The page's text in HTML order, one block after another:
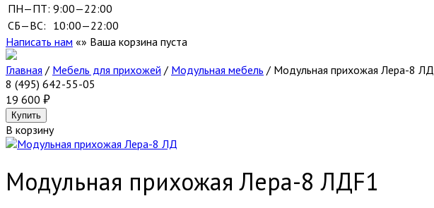
ПН—ПТ: 9:00—22:00
СБ—ВС: 10:00—22:00
Написать нам
Ваша корзина пуста
Главная / Мебель для прихожей / Модульная мебель / Модульная прихожая Лера-8 ЛД
8 (495) 642-55-05
19 600
В корзину
Модульная прихожая Лера-8 ЛДF1